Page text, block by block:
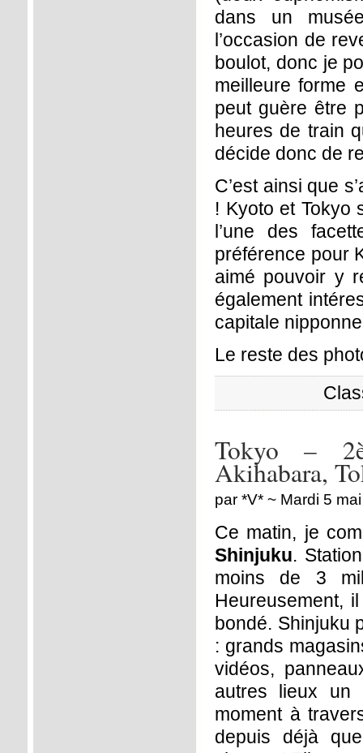
dans un
l’occasion de
boulot, donc je
meilleure forme
peut guère être
heures de train
décide donc de
C’est ainsi que
! Kyoto et Tokyo
l’une des
préférence pour
aimé pouvoir y
également
capitale
Le reste des
Tokyo –
Akihabara,
par *V* ~ Mardi 5
Ce matin, je
Shinjuku.
moins de 3
Heureusement,
bondé. Shinjuku
: grands
vidéos,
autres lieux un
moment à
depuis déjà